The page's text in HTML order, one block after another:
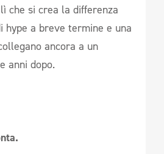
che si crea la differenza
a breve termine e una
ancora a un
anni dopo.